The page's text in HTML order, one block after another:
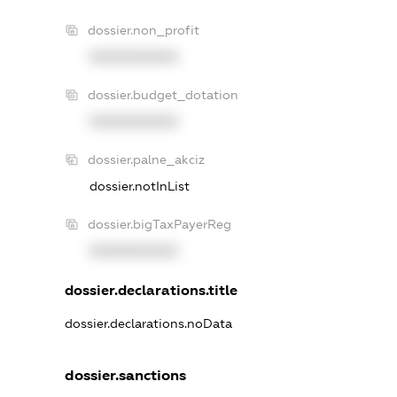
dossier.non_profit
dossier.budget_dotation
dossier.palne_akciz
dossier.notInList
dossier.bigTaxPayerReg
dossier.declarations.title
dossier.declarations.noData
dossier.sanctions